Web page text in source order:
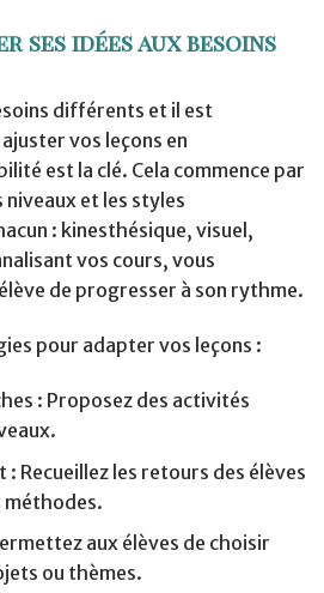
ses idées aux besoins
différents et il est
vos leçons en
est la clé. Cela commence par
et les styles
: kinesthésique, visuel,
vos cours, vous
de progresser à son rythme.
pour adapter vos leçons :
: Proposez des activités
Recueillez les retours des élèves
méthodes.
aux élèves de choisir
ou thèmes.